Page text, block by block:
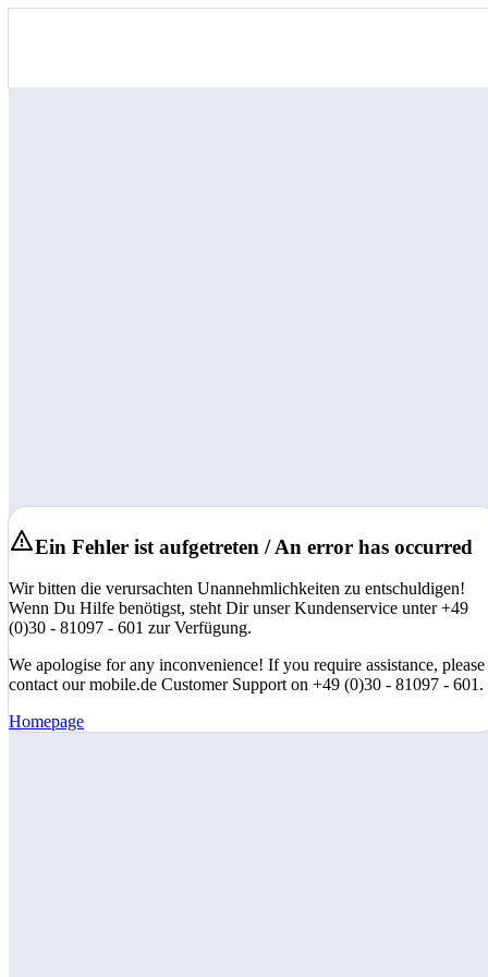
Ein Fehler ist aufgetreten / An error has occurred
Wir bitten die verursachten Unannehmlichkeiten zu entschuldigen!
Wenn Du Hilfe benötigst, steht Dir unser Kundenservice unter +49
(0)30 - 81097 - 601 zur Verfügung.
We apologise for any inconvenience! If you require assistance, please
contact our mobile.de Customer Support on +49 (0)30 - 81097 - 601.
Homepage